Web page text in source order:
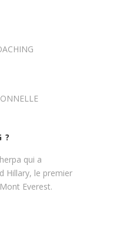
?
qui a
Hillary, le premier
Everest.